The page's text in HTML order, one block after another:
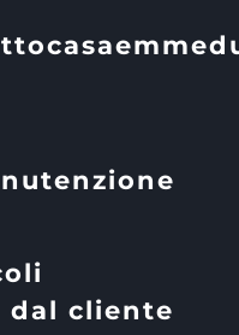
cliente